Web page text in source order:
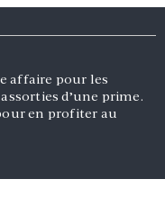
affaire pour les
d’une prime.
en profiter au